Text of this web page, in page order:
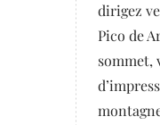
dirigez
Pico de
sommet,